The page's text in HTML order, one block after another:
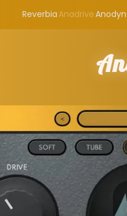
ReverbiaAnadriveAnodyn